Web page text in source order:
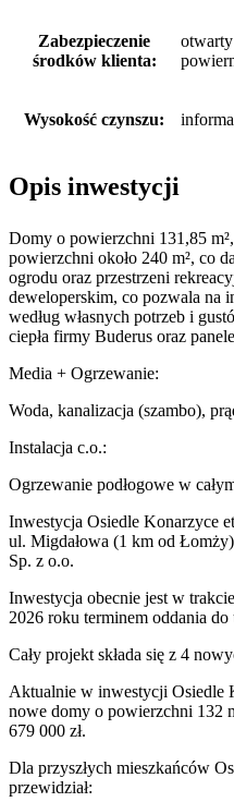
Zabezpieczenie
środków klienta:
Wysokość czynszu:
Opis inwestycji
Domy o powierzchni 131,85
powierzchni około 240 m², co
ogrodu oraz przestrzeni
deweloperskim, co pozwala na
według własnych potrzeb i
ciepła firmy Buderus oraz
Media + Ogrzewanie:
Woda, kanalizacja (szambo),
Instalacja c.o.:
Ogrzewanie podłogowe w
Inwestycja Osiedle Konarzyce
ul. Migdałowa (1 km od
Sp. z o.o.
Inwestycja obecnie jest w
2026 roku terminem oddania
Cały projekt składa się z 4
Aktualnie w inwestycji Osiedle
nowe domy o powierzchni 132
679 000 zł.
Dla przyszłych mieszkańców
przewidział: